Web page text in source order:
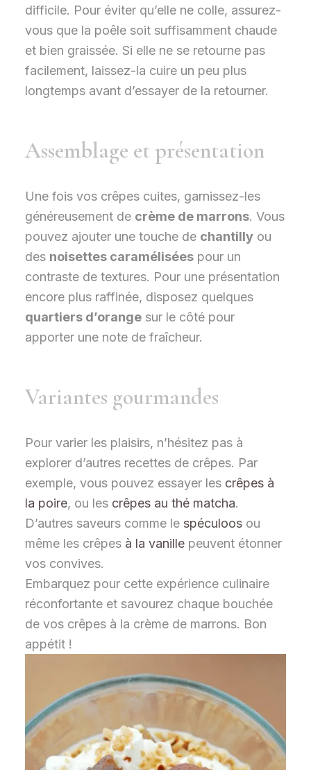
difficile. Pour éviter qu’elle ne colle, assurez-
vous que la poêle soit suffisamment chaude
et bien graissée. Si elle ne se retourne pas
facilement, laissez-la cuire un peu plus
longtemps avant d’essayer de la retourner.
Assemblage et présentation
Une fois vos crêpes cuites, garnissez-les
généreusement de crème de marrons. Vous
pouvez ajouter une touche de chantillyou
des noisettes caraméliséespour un
contraste de textures. Pour une présentation
encore plus raffinée, disposez quelques
quartiers d’orangesur le côté pour
apporter une note de fraîcheur.
Variantes gourmandes
Pour varier les plaisirs, n’hésitez pas à
explorer d’autres recettes de crêpes. Par
exemple, vous pouvez essayer les crêpes à
la poire, ou les crêpes au thé matcha.
D’autres saveurs comme le spéculoosou
même les crêpes à la vanillepeuvent étonner
vos convives.
Embarquez pour cette expérience culinaire
réconfortante et savourez chaque bouchée
de vos crêpes à la crème de marrons. Bon
appétit !